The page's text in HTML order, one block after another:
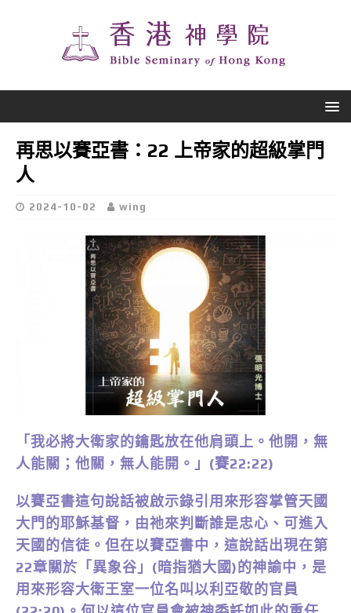
再思以賽亞書：22 上帝家的超級掌門
人
2024-10-02 wing
「我必將大衛家的鑰匙放在他肩頭上。他開，無
人能關；他關，無人能開。」(賽22:22)
以賽亞書這句說話被啟示錄引用來形容掌管天國
大門的耶穌基督，由祂來判斷誰是忠心、可進入
天國的信徒。但在以賽亞書中，這說話出現在第
22章關於「異象谷」(暗指猶大國)的神諭中，是
用來形容大衛王室一位名叫以利亞敬的官員